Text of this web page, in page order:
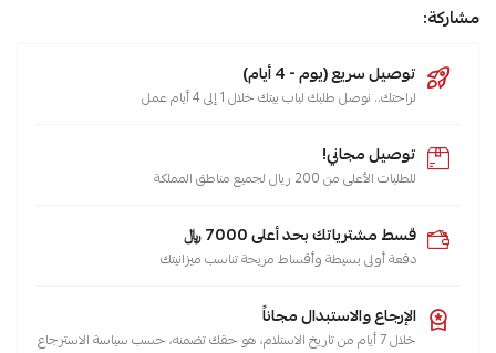
مشاركة:
توصيل سريع (يوم - 4 أيام)
لراحتك.. نوصل طلبك لباب بيتك خلال 1 إلى 4 أيام عمل
توصيل مجاني!
للطلبات الأعلى من 200 ريال لجميع مناطق المملكة
قسط مشترياتك بحد أعلى 7000 ﷼
دفعة أولى بسيطة وأقساط مريحة تناسب ميزانيتك
الإرجاع والاستبدال مجاناً
خلال 7 أيام من تاريخ الاستلام، هو حقك تضمنه، حسب سياسة الاسترجاع